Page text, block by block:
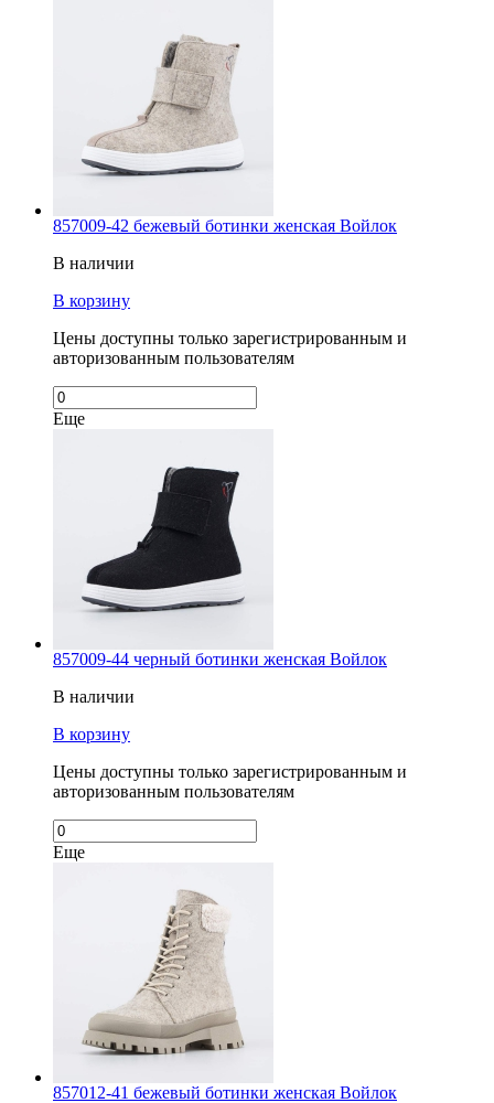
857009-42 бежевый ботинки женская Войлок
В наличии
В корзину
Цены доступны только зарегистрированным и
авторизованным пользователям
Еще
857009-44 черный ботинки женская Войлок
В наличии
В корзину
Цены доступны только зарегистрированным и
авторизованным пользователям
Еще
857012-41 бежевый ботинки женская Войлок